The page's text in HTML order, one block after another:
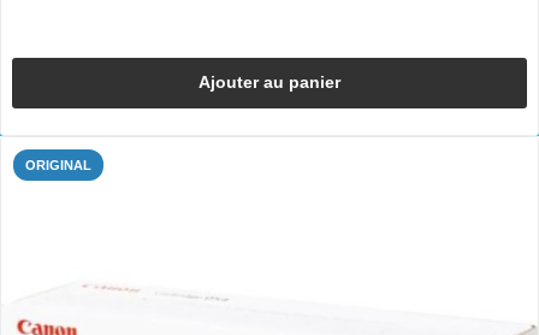
Ajouter au panier
ORIGINAL